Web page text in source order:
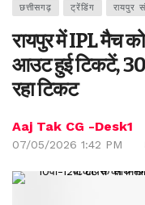
छत्तीसगढ़ ट्रेंडिंग रायपुर
रायपुर में IPL मैच
आउट हुई टिकटें,
रहा टिकट
Aaj Tak CG -Desk1
07/05/2026 1:42 PM